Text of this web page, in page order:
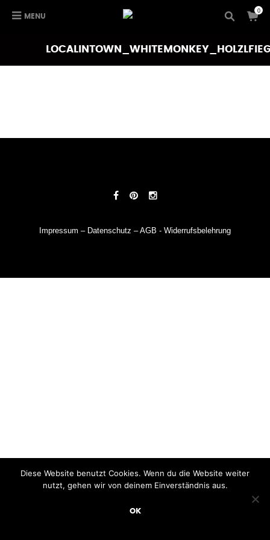
MENU
0
Impressum – Datenschutz –AGB - Widerrufsbelehrung
Diese Website benutzt Cookies. Wenn du die Website weiter
nutzt, gehen wir von deinem Einverständnis aus.
OK